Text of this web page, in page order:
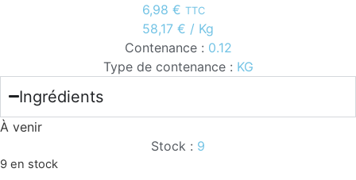
6,98 € TTC
58,17 € / Kg
Contenance : 0.12
Type de contenance : KG
Ingrédients
À venir
Stock : 9
9 en stock